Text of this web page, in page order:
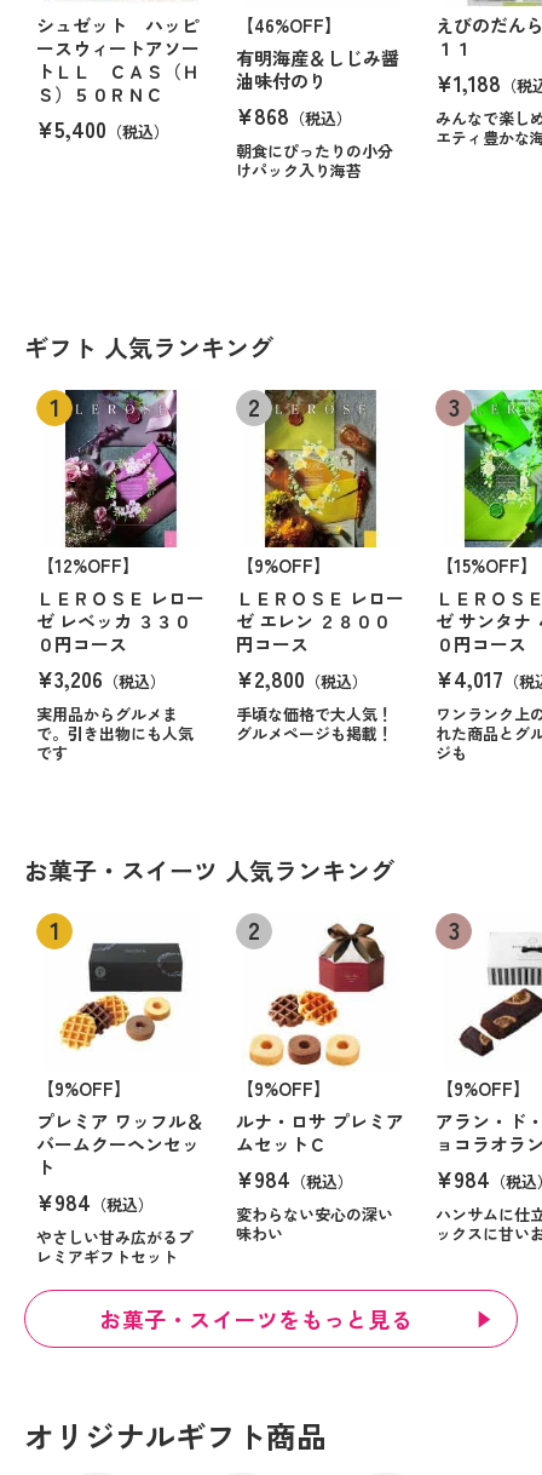
シュゼット ハッピ
ースウィートアソー
トＬＬ ＣＡＳ（Ｈ
Ｓ）５０ＲＮＣ
¥5,400 （税込）
【46%OFF】
有明海産＆しじみ醤
油味付のり
¥868 （税込）
朝食にぴったりの小分
けパック入り海苔
えびのだん
１１
¥1,188 （税
みんなで楽し
エティ豊かな
ギフト 人気ランキング
【12%OFF】
ＬＥＲＯＳＥ レロー
ゼ レベッカ ３３０
０円コース
¥3,206 （税込）
実用品からグルメま
で。引き出物にも人気
です
【9%OFF】
ＬＥＲＯＳＥ レロー
ゼ エレン ２８００
円コース
¥2,800 （税込）
手頃な価格で大人気！
グルメページも掲載！
【15%OFF】
ＬＥＲＯＳ
ゼ サンタナ
０円コース
¥4,017 （
ワンランク上
れた商品とグ
ジも
お菓子・スイーツ 人気ランキング
【9%OFF】
プレミア ワッフル＆
バームクーヘンセッ
ト
¥984 （税込）
やさしい甘み広がるプ
レミアギフトセット
【9%OFF】
ルナ・ロサ プレミア
ムセットＣ
¥984 （税込）
変わらない安心の深い
味わい
【9%OFF】
アラン・ド
ョコラオラ
¥984 （税
ハンサムに仕
ックスに甘い
お菓子・スイーツをもっと見る
オリジナルギフト商品